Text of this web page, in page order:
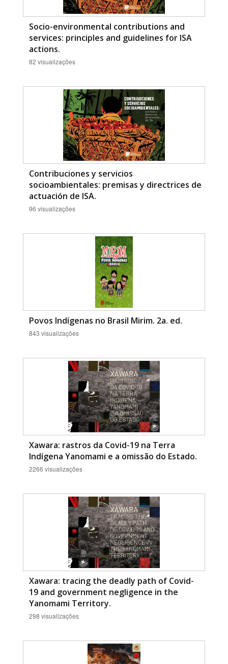
Socio-environmental contributions and
services: principles and guidelines for ISA
actions.
82 visualizações
Contribuciones y servicios
socioambientales: premisas y directrices de
actuación de ISA.
96 visualizações
Povos Indígenas no Brasil Mirim. 2a. ed.
843 visualizações
Xawara: rastros da Covid-19 na Terra
Indígena Yanomami e a omissão do Estado.
2266 visualizações
Xawara: tracing the deadly path of Covid-
19 and government negligence in the
Yanomami Territory.
298 visualizações